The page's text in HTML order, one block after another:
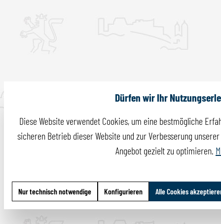
Dürfen wir Ihr
Diese Website verwendet Cookies, um eine bestmögliche
sicheren Betrieb dieser Website und zur Verbesserung
Angebot gezielt zu optimieren.
Nur technisch notwendige Konfigurieren Alle Cookies